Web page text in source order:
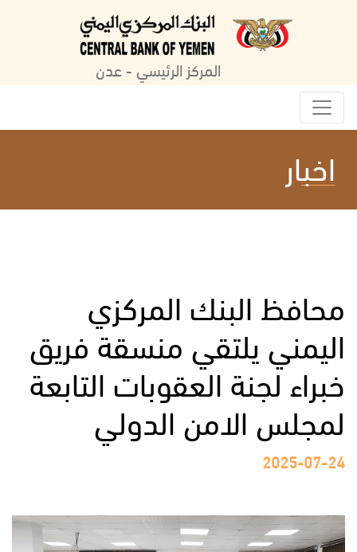
المركز الرئيسي - عدن
اخبار
محافظ البنك المركزي
اليمني يلتقي منسقة فريق
خبراء لجنة العقوبات التابعة
لمجلس الامن الدولي
2025-07-24